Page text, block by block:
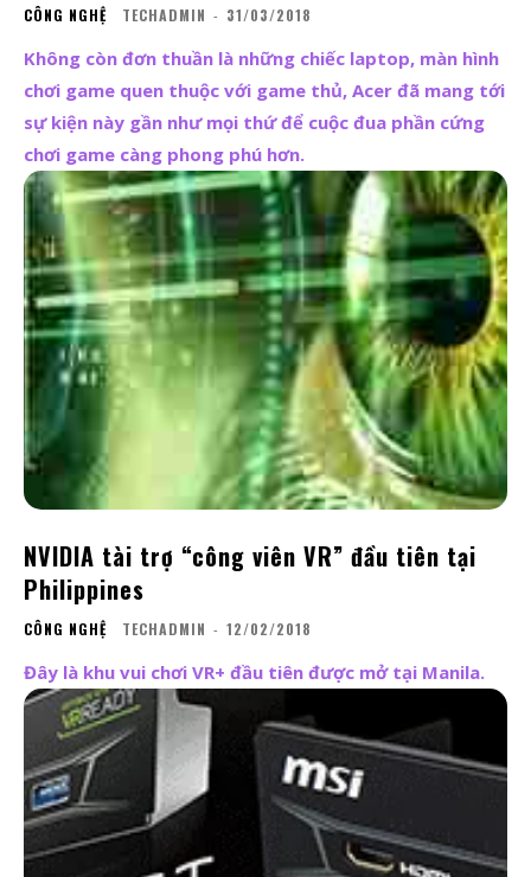
CÔNG NGHỆ TECHADMIN - 31/03/2018
Không còn đơn thuần là những chiếc laptop, màn hình
chơi game quen thuộc với game thủ, Acer đã mang tới
sự kiện này gần như mọi thứ để cuộc đua phần cứng
chơi game càng phong phú hơn.
NVIDIA tài trợ “công viên VR” đầu tiên tại
Philippines
CÔNG NGHỆ TECHADMIN - 12/02/2018
Đây là khu vui chơi VR+ đầu tiên được mở tại Manila.